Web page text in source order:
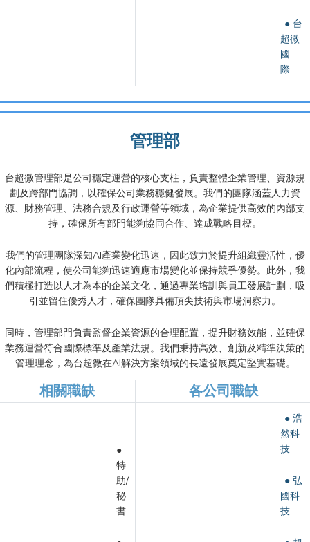
● 台
超微
國
際
管理部
台超微管理部是公司穩定運營的核心支柱，負責整體企業管理、資源規
劃及跨部門協調，以確保公司業務穩健發展。我們的團隊涵蓋人力資
源、財務管理、法務合規及行政運營等領域，為企業提供高效的內部支
持，確保所有部門能夠協同合作、達成戰略目標。
我們的管理團隊深知AI產業變化迅速，因此致力於提升組織靈活性，優
化內部流程，使公司能夠迅速適應市場變化並保持競爭優勢。此外，我
們積極打造以人才為本的企業文化，通過專業培訓與員工發展計劃，吸
引並留住優秀人才，確保團隊具備頂尖技術與市場洞察力。
同時，管理部門負責監督企業資源的合理配置，提升財務效能，並確保
業務運營符合國際標準及產業法規。我們秉持高效、創新及精準決策的
管理理念，為台超微在AI解決方案領域的長遠發展奠定堅實基礎。
相關職缺 各公司職缺
●
特
助/
秘
書
● 浩
然科
技
● 弘
國科
技